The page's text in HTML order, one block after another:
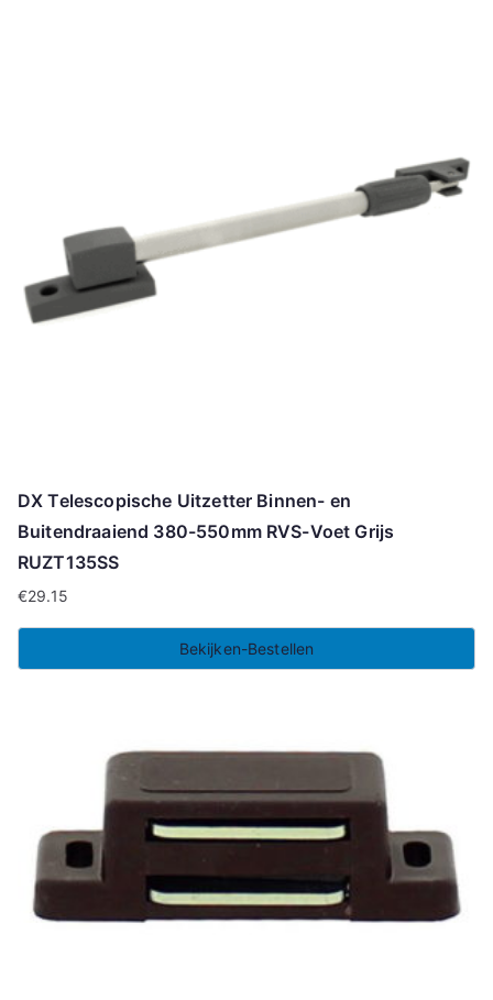
DX Telescopische Uitzetter Binnen- en
Buitendraaiend 380-550mm RVS-Voet Grijs
RUZT135SS
€29.15
Bekijken-Bestellen